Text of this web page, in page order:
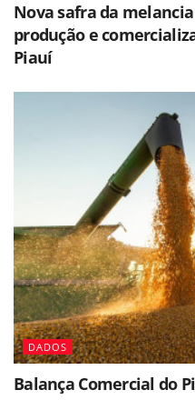
Nova safra da
produção e
Piauí
DADOS
Balança Comercial do